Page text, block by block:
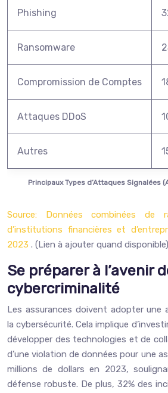
Principaux Types d’Attaques Signalées
Phishing
Ransomware
Compromission de Comptes
Attaques DDoS
Autres
Source: Données combinées de
d’institutions financières et
2023 . (Lien à ajouter quand disponible)
Se préparer à l’avenir
cybercriminalité
Les assurances doivent adopter une
la cybersécurité. Cela implique
développer des technologies et de
d’une violation de données pour une
millions de dollars en 2023,
défense robuste. De plus, 32% des